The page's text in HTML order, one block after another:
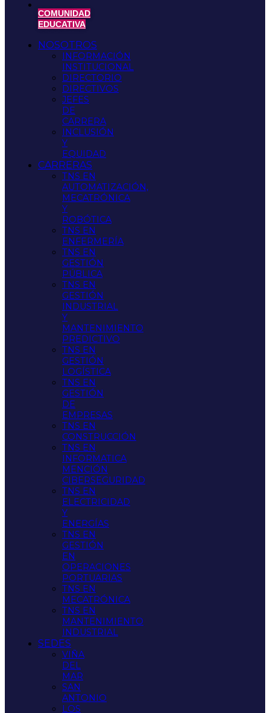
COMUNIDAD
EDUCATIVA
NOSOTROS
INFORMACIÓN
INSTITUCIONAL
DIRECTORIO
DIRECTIVOS
JEFES
DE
CARRERA
INCLUSIÓN
Y
EQUIDAD
CARRERAS
TNS EN
AUTOMATIZACIÓN,
MECATRÓNICA
Y
ROBÓTICA
TNS EN
ENFERMERÍA
TNS EN
GESTIÓN
PÚBLICA
TNS EN
GESTIÓN
INDUSTRIAL
Y
MANTENIMIENTO
PREDICTIVO
TNS EN
GESTIÓN
LOGÍSTICA
TNS EN
GESTIÓN
DE
EMPRESAS
TNS EN
CONSTRUCCIÓN
TNS EN
INFORMATICA
MENCIÓN
CIBERSEGURIDAD
TNS EN
ELECTRICIDAD
Y
ENERGÍAS
TNS EN
GESTIÓN
EN
OPERACIONES
PORTUARIAS
TNS EN
MECATRÓNICA
TNS EN
MANTENIMIENTO
INDUSTRIAL
SEDES
VIÑA
DEL
MAR
SAN
ANTONIO
LOS